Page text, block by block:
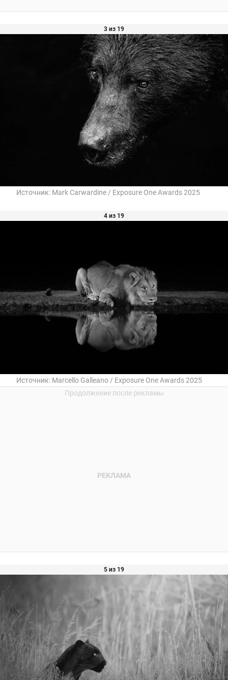
3 из 19
Источник: Mark Carwardine / Exposure One Awards 2025
4 из 19
Источник: Marcello Galleano / Exposure One Awards 2025
5 из 19